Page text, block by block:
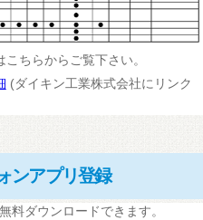
ちらからご覧下さい。
(ダイキン工業株式会社にリンク
ンアプリ登録
無料ダウンロードできます。